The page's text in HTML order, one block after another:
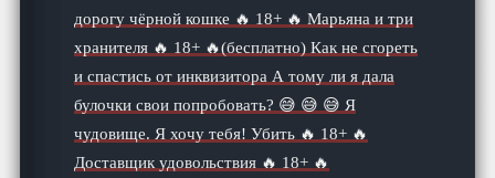
дорогу чёрной кошке 🔥 18+ 🔥 Марьяна и три
хранителя 🔥 18+ 🔥(бесплатно) Как не сгореть
и спастись от инквизитора А тому ли я дала
булочки свои попробовать? 😅 😅 😅 Я
чудовище. Я хочу тебя! Убить 🔥 18+ 🔥
Доставщик удовольствия 🔥 18+ 🔥